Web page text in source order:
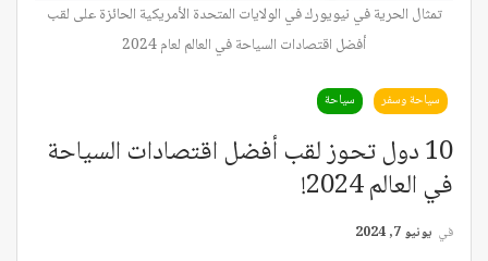
تمثال الحرية في نيويورك في الولايات المتحدة الأمريكية الحائزة على لقب
أفضل اقتصادات السياحة في العالم لعام 2024
سياحة وسفر سياحة
10 دول تحوز لقب أفضل اقتصادات السياحة
في العالم 2024!
في يونيو 7, 2024